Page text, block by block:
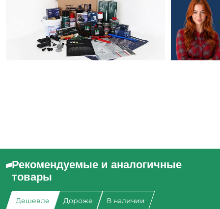
Рекомендуемые и аналогичные
товары
Дешевле Дороже В наличии